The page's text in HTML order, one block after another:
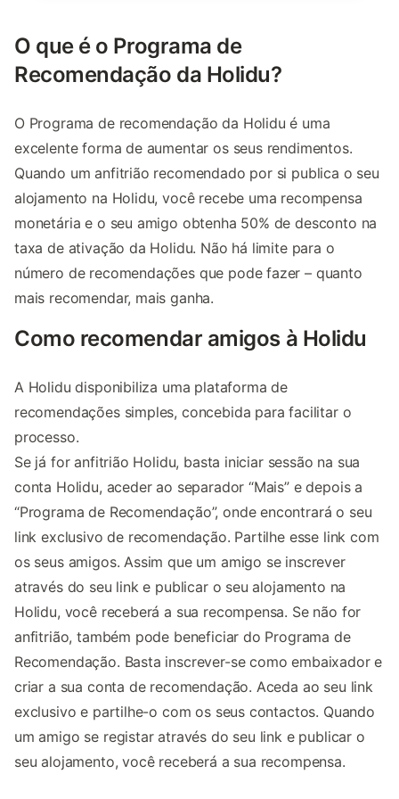
O que é o Programa de
Recomendação da Holidu?
O Programa de recomendação da Holidu é uma
excelente forma de aumentar os seus rendimentos.
Quando um anfitrião recomendado por si publica o seu
alojamento na Holidu, você recebe uma recompensa
monetária e o seu amigo obtenha 50% de desconto na
taxa de ativação da Holidu. Não há limite para o
número de recomendações que pode fazer – quanto
mais recomendar, mais ganha.
Como recomendar amigos à Holidu
A Holidu disponibiliza uma plataforma de
recomendações simples, concebida para facilitar o
processo.
Se já for anfitrião Holidu, basta iniciar sessão na sua
conta Holidu, aceder ao separador “Mais” e depois a
“Programa de Recomendação”, onde encontrará o seu
link exclusivo de recomendação. Partilhe esse link com
os seus amigos. Assim que um amigo se inscrever
através do seu link e publicar o seu alojamento na
Holidu, você receberá a sua recompensa. Se não for
anfitrião, também pode beneficiar do Programa de
Recomendação. Basta inscrever-se como embaixador e
criar a sua conta de recomendação. Aceda ao seu link
exclusivo e partilhe-o com os seus contactos. Quando
um amigo se registar através do seu link e publicar o
seu alojamento, você receberá a sua recompensa.